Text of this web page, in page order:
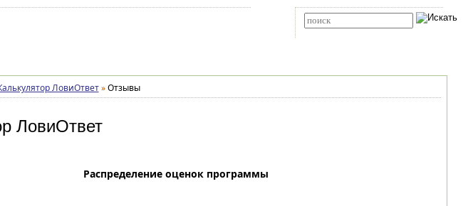
ЛовиОтвет » Отзывы
ЛовиОтвет
Распределение оценок программы